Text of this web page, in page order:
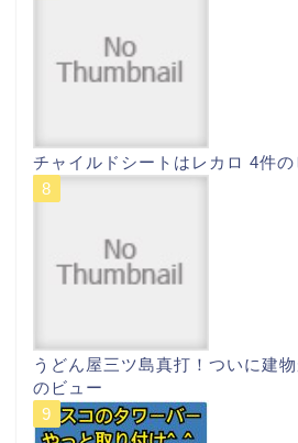
チャイルドシートはレカロ 4件の
うどん屋三ツ島真打！ついに建
のビュー